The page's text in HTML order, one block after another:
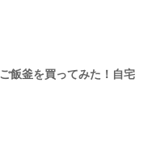
飯釜を買ってみた！自宅